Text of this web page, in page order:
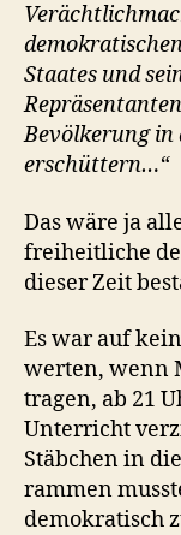
Staates und
Bevölkerung in
erschüttern…“
Das wäre ja
freiheitliche
dieser Zeit
Es war auf
werten, wenn
tragen, ab 21
Unterricht
Stäbchen in
rammen
demokratisch